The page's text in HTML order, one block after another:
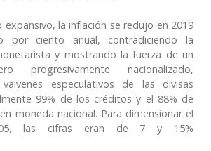
expansivo, la inflación se redujo en 2019
por ciento anual, contradiciendo la
y mostrando la fuerza de un
progresivamente nacionalizado,
especulativos de las divisas
99% de los créditos y el 88% de
moneda nacional. Para dimensionar el
las cifras eran de 7 y 15%